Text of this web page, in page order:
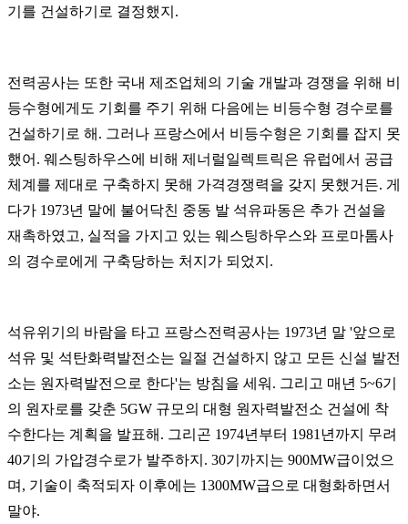
기를 건설하기로 결정했지.
전력공사는 또한 국내 제조업체의 기술 개발과 경쟁을 위해 비
등수형에게도 기회를 주기 위해 다음에는 비등수형 경수로를
건설하기로 해. 그러나 프랑스에서 비등수형은 기회를 잡지 못
했어. 웨스팅하우스에 비해 제너럴일렉트릭은 유럽에서 공급
체계를 제대로 구축하지 못해 가격경쟁력을 갖지 못했거든. 게
다가 1973년 말에 불어닥친 중동 발 석유파동은 추가 건설을
재촉하였고, 실적을 가지고 있는 웨스팅하우스와 프로마톰사
의 경수로에게 구축당하는 처지가 되었지.
석유위기의 바람을 타고 프랑스전력공사는 1973년 말 '앞으로
석유 및 석탄화력발전소는 일절 건설하지 않고 모든 신설 발전
소는 원자력발전으로 한다'는 방침을 세워. 그리고 매년 5~6기
의 원자로를 갖춘 5GW 규모의 대형 원자력발전소 건설에 착
수한다는 계획을 발표해. 그리곤 1974년부터 1981년까지 무려
40기의 가압경수로가 발주하지. 30기까지는 900MW급이었으
며, 기술이 축적되자 이후에는 1300MW급으로 대형화하면서
말야.